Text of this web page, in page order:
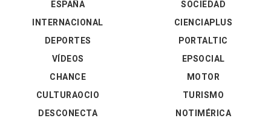
ESPAÑA
INTERNACIONAL
DEPORTES
VÍDEOS
SOCIEDAD
CIENCIAPLUS
PORTALTIC
EPSOCIAL
CHANCE
CULTURAOCIO
DESCONECTA
MOTOR
TURISMO
NOTIMÉRICA